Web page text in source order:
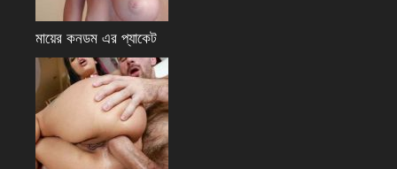
মায়ের কনডম এর প্যাকেট